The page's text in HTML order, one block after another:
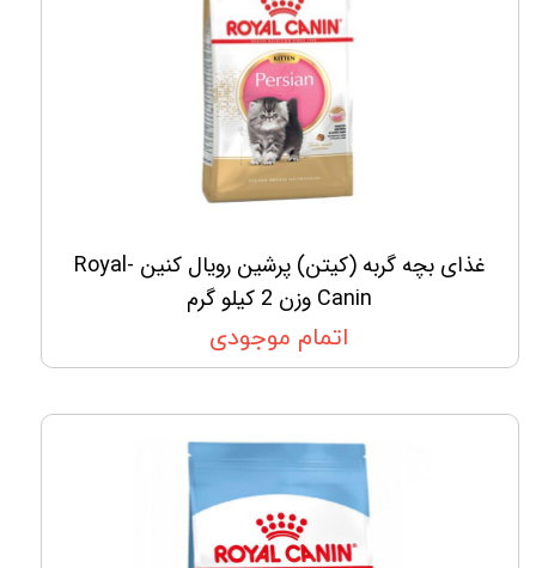
غذای بچه گربه (کیتن) پرشین رویال کنین -Royal
Canin وزن 2 کیلو گرم
اتمام موجودی